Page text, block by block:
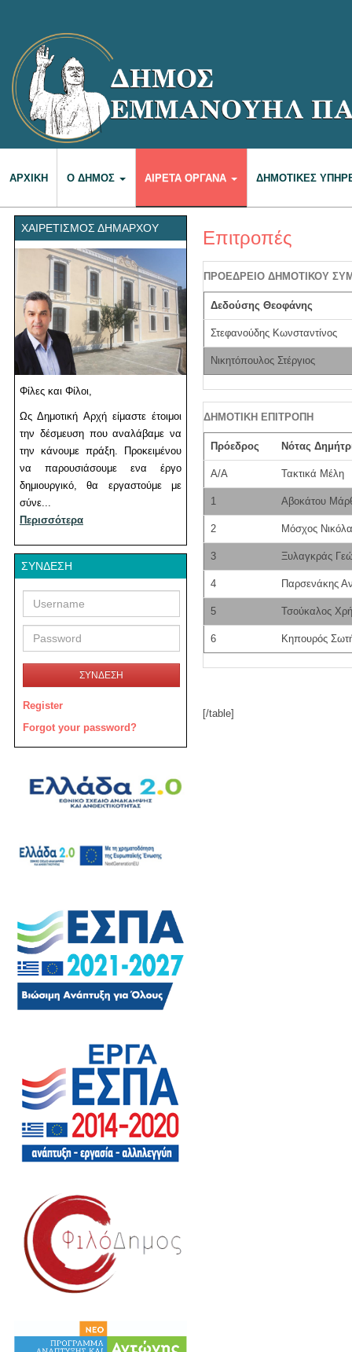
ΑΡΧΙΚΉ Ο ΔΉΜΟΣ ΑΙΡΕΤΆ ΌΡΓΑΝΑ ΔΗΜΟΤΙΚΈΣ
ΧΑΙΡΕΤΙΣΜΌΣ ΔΗΜΆΡΧΟΥ
Φίλες και Φίλοι,
Ως Δημοτική Αρχή είμαστε έτοιμοι
την δέσμευση που αναλάβαμε να
την κάνουμε πράξη. Προκειμένου
να παρουσιάσουμε ενα έργο
δημιουργικό, θα εργαστούμε με
σύνε...
Περισσότερα
ΣΎΝΔΕΣΗ
ΣΥΝΔΕΣΗ
Register
Forgot your password?
Επιτροπές
ΠΡΟΕΔΡΕΙΟ ΔΗΜΟΤΙΚΟΥ
Δεδούσης Θεοφάνης
Στεφανούδης Κωνσταντίνος
Νικητόπουλος Στέργιος
ΔΗΜΟΤΙΚΗ ΕΠΙΤΡΟΠΗ
Πρόεδρος Νότας
Α/Α Τακτικά Μέλη
1 Αβοκάτου
2 Μόσχος
3 Ξυλαγκράς
4 Παρσενάκης
5 Τσούκαλος
6 Κηπουρός
[/table]